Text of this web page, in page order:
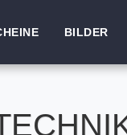
BILDER